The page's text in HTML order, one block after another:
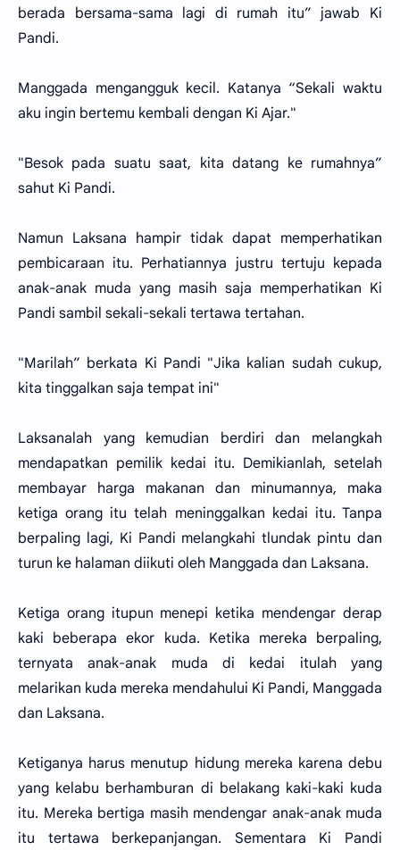
berada bersama-sama lagi di rumah itu” jawab Ki
Pandi.
Manggada mengangguk kecil. Katanya “Sekali waktu
aku ingin bertemu kembali dengan Ki Ajar."
"Besok pada suatu saat, kita datang ke rumahnya”
sahut Ki Pandi.
Namun Laksana hampir tidak dapat memperhatikan
pembicaraan itu. Perhatiannya justru tertuju kepada
anak-anak muda yang masih saja memperhatikan Ki
Pandi sambil sekali-sekali tertawa tertahan.
"Marilah” berkata Ki Pandi "Jika kalian sudah cukup,
kita tinggalkan saja tempat ini"
Laksanalah yang kemudian berdiri dan melangkah
mendapatkan pemilik kedai itu. Demikianlah, setelah
membayar harga makanan dan minumannya, maka
ketiga orang itu telah meninggalkan kedai itu. Tanpa
berpaling lagi, Ki Pandi melangkahi tlundak pintu dan
turun ke halaman diikuti oleh Manggada dan Laksana.
Ketiga orang itupun menepi ketika mendengar derap
kaki beberapa ekor kuda. Ketika mereka berpaling,
ternyata anak-anak muda di kedai itulah yang
melarikan kuda mereka mendahului Ki Pandi, Manggada
dan Laksana.
Ketiganya harus menutup hidung mereka karena debu
yang kelabu berhamburan di belakang kaki-kaki kuda
itu. Mereka bertiga masih mendengar anak-anak muda
itu tertawa berkepanjangan. Sementara Ki Pandi